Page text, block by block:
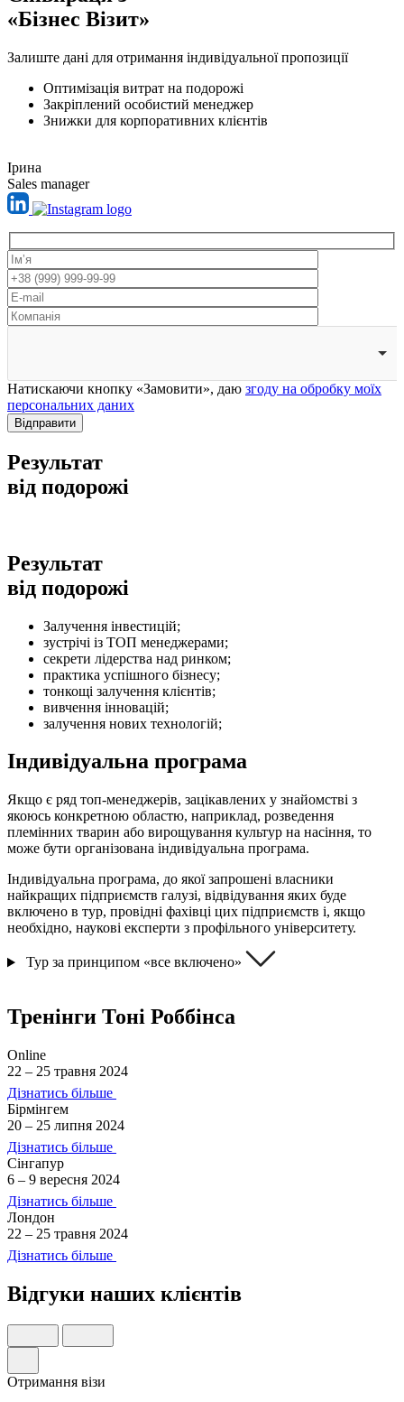
«Бізнес Візит»
Залиште дані для отримання індивідуальної пропозиції
Оптимізація витрат на подорожі
Закріплений особистий менеджер
Знижки для корпоративних клієнтів
Ірина
Sales manager
Натискаючи кнопку «Замовити», даю згоду на обробку моїх
персональних даних
Відправити
Результат
від подорожі
Результат
від подорожі
Залучення інвестицій;
зустрічі із ТОП менеджерами;
секрети лідерства над ринком;
практика успішного бізнесу;
тонкощі залучення клієнтів;
вивчення інновацій;
залучення нових технологій;
Індивідуальна програма
Якщо є ряд топ-менеджерів, зацікавлених у знайомстві з
якоюсь конкретною областю, наприклад, розведення
племінних тварин або вирощування культур на насіння, то
може бути організована індивідуальна програма.
Індивідуальна програма, до якої запрошені власники
найкращих підприємств галузі, відвідування яких буде
включено в тур, провідні фахівці цих підприємств і, якщо
необхідно, наукові експерти з профільного університету.
Тур за принципом «все включено»
Тренінги Тоні Роббінса
Online
22 – 25 травня 2024
Дізнатись більше
Бірмінгем
20 – 25 липня 2024
Дізнатись більше
Сінгапур
6 – 9 вересня 2024
Дізнатись більше
Лондон
22 – 25 травня 2024
Дізнатись більше
Відгуки наших клієнтів
Отримання візи